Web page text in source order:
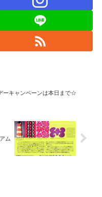
ーキャンペーンは本日まで☆
ム